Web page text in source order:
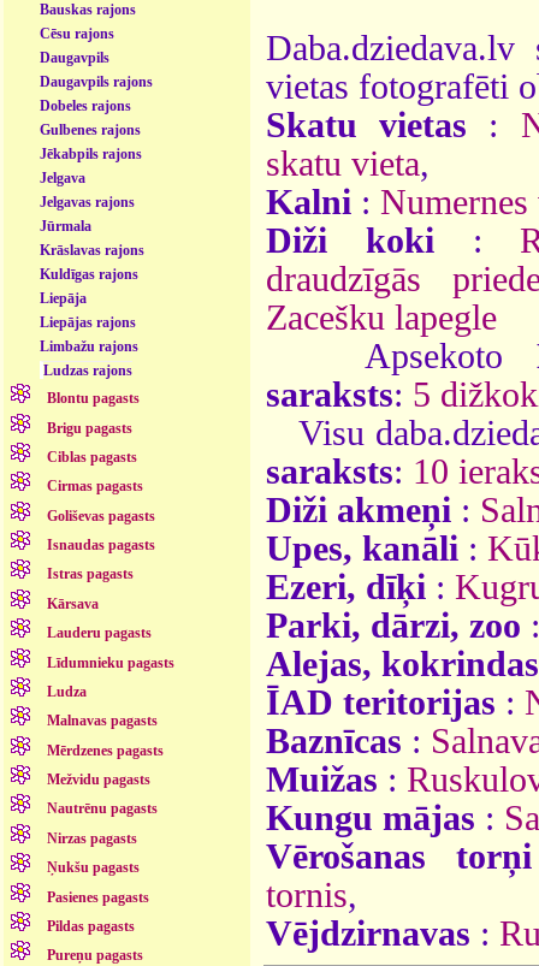
Bauskas rajons
Cēsu rajons
Daugavpils
Daugavpils rajons
Dobeles rajons
Gulbenes rajons
Jēkabpils rajons
Jelgava
Jelgavas rajons
Jūrmala
Krāslavas rajons
Kuldīgas rajons
Liepāja
Liepājas rajons
Limbažu rajons
Ludzas rajons
Blontu pagasts
Brigu pagasts
Ciblas pagasts
Cirmas pagasts
Goliševas pagasts
Isnaudas pagasts
Istras pagasts
Kārsava
Lauderu pagasts
Līdumnieku pagasts
Ludza
Malnavas pagasts
Mērdzenes pagasts
Mežvidu pagasts
Nautrēnu pagasts
Nirzas pagasts
Ņukšu pagasts
Pasienes pagasts
Pildas pagasts
Pureņu pagasts
vietas fotografēti
Skatu vietas :
skatu vieta,
Kalni :
Diži koki :
draudzīgās
Zacešku lapegle
Apsekoto
saraksts: 5
Visu
saraksts: 10
Diži akmeņi :
Upes, kanāli :
Ezeri, dīķi :
Parki, dārzi, zoo
Alejas, kokrindas
ĪAD teritorijas :
Baznīcas :
Muižas :
Kungu mājas :
Vērošanas torņi
tornis,
Vējdzirnavas :